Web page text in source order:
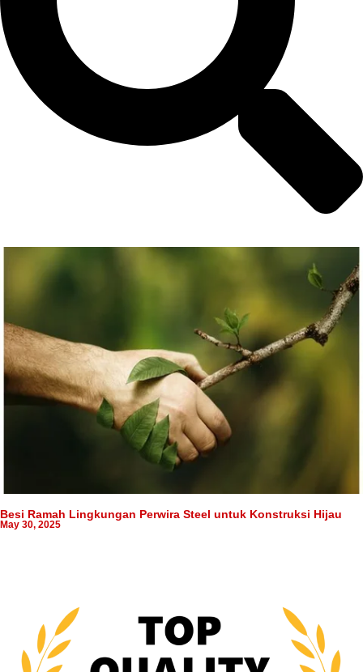
Besi Ramah Lingkungan Perwira Steel untuk Konstruksi Hijau
May 30, 2025